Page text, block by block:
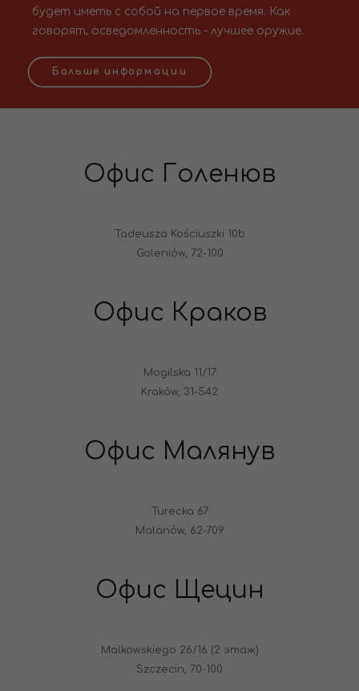
будет иметь с собой на первое время. Как
говорят, осведомленность - лучшее оружие.
Больше информации
Офис Голенюв
Tadeusza Kościuszki 10b
Goleniów, 72-100
Офис Краков
Mogilska 11/17
Kraków, 31-542
Офис Малянув
Turecka 67
Malanów, 62-709
Офис Щецин
Malkowskiego 26/16 (2 этаж)
Szczecin, 70-100